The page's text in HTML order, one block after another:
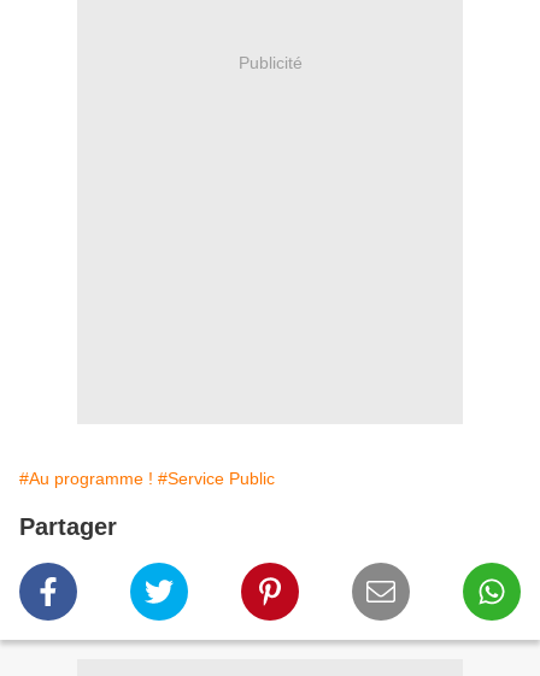
Publicité
#Au programme ! #Service Public
Partager